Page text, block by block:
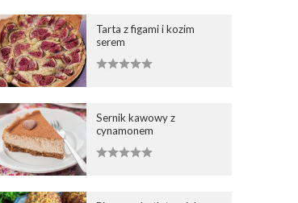
Tarta z figami i kozim
serem
Sernik kawowy z
cynamonem